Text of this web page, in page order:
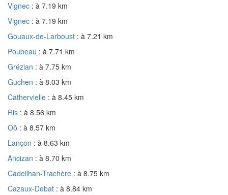
Vignec : à 7.19 km
Vignec : à 7.19 km
Gouaux-de-Larboust : à 7.21 km
Poubeau : à 7.71 km
Grézian : à 7.75 km
Guchen : à 8.03 km
Cathervielle : à 8.45 km
Ris : à 8.56 km
Oô : à 8.57 km
Lançon : à 8.63 km
Ancizan : à 8.70 km
Cadeilhan-Trachère : à 8.75 km
Cazaux-Debat : à 8.84 km